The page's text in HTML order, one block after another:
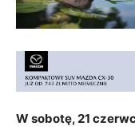
W sobotę, 21